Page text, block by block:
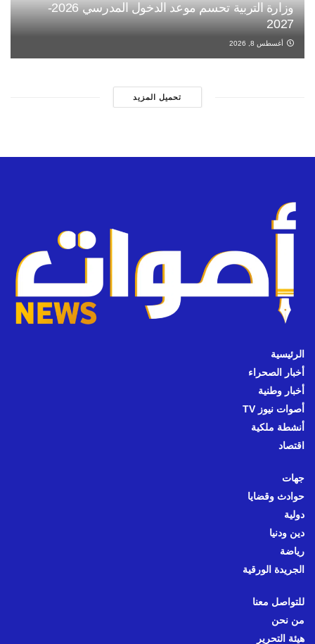
وزارة التربية تحسم موعد الدخول المدرسي 2026-
2027
أغسطس 8, 2026
تحميل المزيد
الرئيسية
أخبار الصحراء
أخبار وطنية
أصوات نيوز TV
أنشطة ملكية
اقتصاد
جهات
حوادث وقضايا
دولية
دين ودنيا
رياضة
الجريدة الورقية
للتواصل معنا
من نحن
هيئة التحرير